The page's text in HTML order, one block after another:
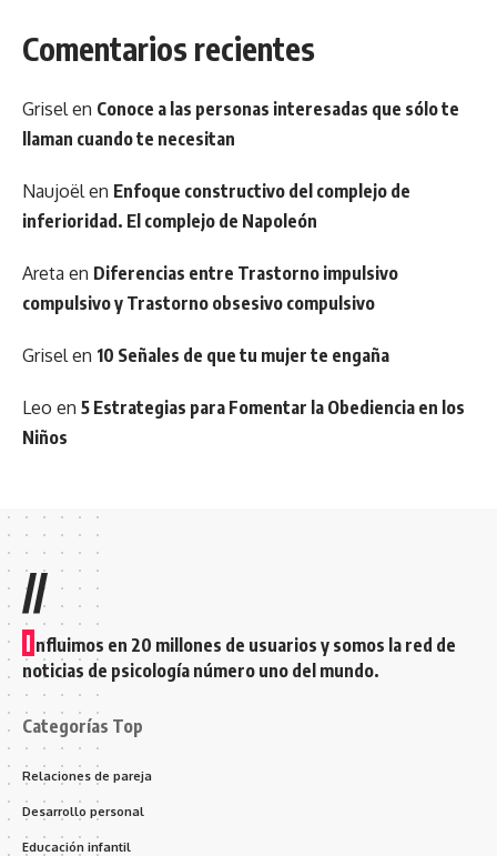
Comentarios recientes
Grisel en Conoce a las personas interesadas que sólo te
llaman cuando te necesitan
Naujoël en Enfoque constructivo del complejo de
inferioridad. El complejo de Napoleón
Areta en Diferencias entre Trastorno impulsivo
compulsivo y Trastorno obsesivo compulsivo
Grisel en 10 Señales de que tu mujer te engaña
Leo en 5 Estrategias para Fomentar la Obediencia en los
Niños
//
I nfluimos en 20 millones de usuarios y somos la red de
noticias de psicología número uno del mundo.
Categorías Top
Relaciones de pareja
Desarrollo personal
Educación infantil